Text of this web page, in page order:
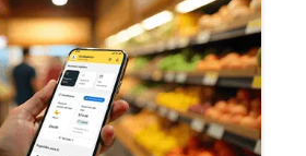
qué Treinta?
Treinta ofrece un sistema POS y